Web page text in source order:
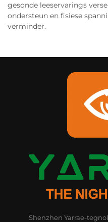
gesonde leeservarings
ondersteun en fisiese
verminder.
Shenzhen Yarrae-